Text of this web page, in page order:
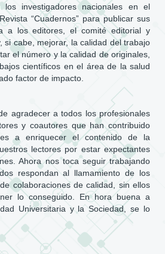
los investigadores nacionales en el
“Cuadernos” para publicar sus
a los editores, el comité editorial y
si cabe, mejorar, la calidad del trabajo
el número y la calidad de originales,
científicos en el área de la salud
factor de impacto.
agradecer a todos los profesionales
y coautores que han contribuido
a enriquecer el contenido de la
lectores por estar expectantes
Ahora nos toca seguir trabajando
respondan al llamamiento de los
colaboraciones de calidad, sin ellos
lo conseguido. En hora buena a
Universitaria y la Sociedad, se lo